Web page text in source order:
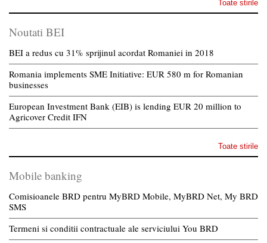
Toate stirile
Noutati BEI
BEI a redus cu 31% sprijinul acordat Romaniei in 2018
Romania implements SME Initiative: EUR 580 m for Romanian
businesses
European Investment Bank (EIB) is lending EUR 20 million to
Agricover Credit IFN
Toate stirile
Mobile banking
Comisioanele BRD pentru MyBRD Mobile, MyBRD Net, My BRD
SMS
Termeni si conditii contractuale ale serviciului You BRD